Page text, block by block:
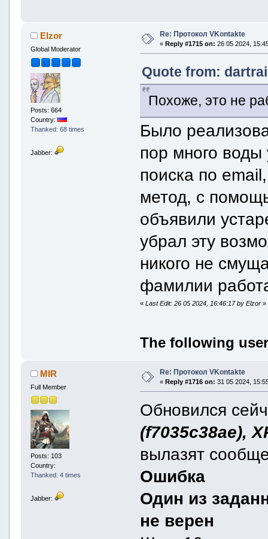
Elzor
Global Moderator
Posts: 664
Country:
Thanked: 68 times
Jabber:
Re: Протокол VKontakte
« Reply #1715 on: 26 05 2024,
Quote from:
Похоже, это не
Было
пор много
поиска по
метод, с
объявили
убрал эту
никого не
фамилии
«Last Edit: 26 05 2024, 16:46:17 by Elzor »
The following
MIR
Full Member
Posts: 103
Country:
Thanked: 4 times
Jabber:
Re: Протокол VKontakte
« Reply #1716 on: 31 05 2024,
Обновился
(f7035c38ae),
вылазят
Ошибка
Один из
не верен